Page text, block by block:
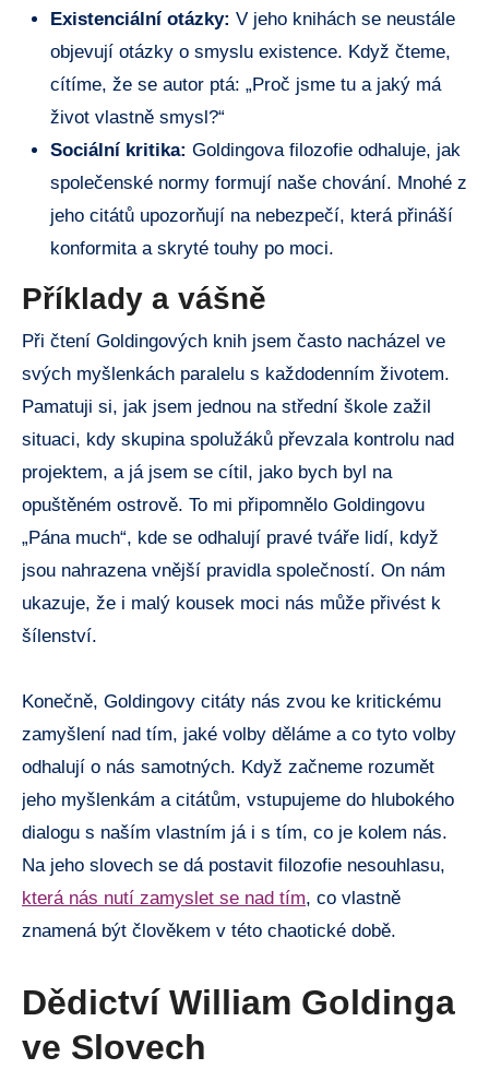
Existenciální otázky: V jeho knihách se neustále
objevují otázky o smyslu existence. Když čteme,
cítíme, že se autor ptá: „Proč jsme tu a jaký má
život vlastně smysl?“
Sociální kritika: Goldingova filozofie odhaluje, jak
společenské normy formují naše chování. Mnohé z
jeho citátů upozorňují na nebezpečí, která přináší
konformita a skryté touhy po moci.
Příklady a vášně
Při čtení Goldingových knih jsem často nacházel ve
svých myšlenkách paralelu s každodenním životem.
Pamatuji si, jak jsem jednou na střední škole zažil
situaci, kdy skupina spolužáků převzala kontrolu nad
projektem, a já jsem se cítil, jako bych byl na
opuštěném ostrově. To mi připomnělo Goldingovu
„Pána much“, kde se odhalují pravé tváře lidí, když
jsou nahrazena vnější pravidla společností. On nám
ukazuje, že i malý kousek moci nás může přivést k
šílenství.
Konečně, Goldingovy citáty nás zvou ke kritickému
zamyšlení nad tím, jaké volby děláme a co tyto volby
odhalují o nás samotných. Když začneme rozumět
jeho myšlenkám a citátům, vstupujeme do hlubokého
dialogu s naším vlastním já i s tím, co je kolem nás.
Na jeho slovech se dá postavit filozofie nesouhlasu,
která nás nutí zamyslet se nad tím, co vlastně
znamená být člověkem v této chaotické době.
Dědictví William Goldinga
ve Slovech